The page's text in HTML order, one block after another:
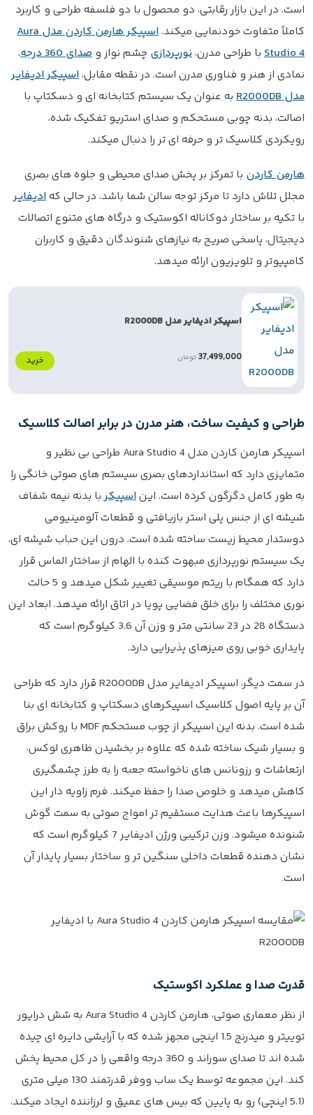
است. در این بازار رقابتی، دو محصول با دو فلسفه طراحی و کاربرد
کاملاً متفاوت خودنمایی میکند.
اسپیکر هارمن کاردن مدل Aura
Studio 4 با طراحی مدرن،نورپردازی چشم نواز و صدای 360 درجه
،
نمادی از هنر و فناوری مدرن است. در نقطه مقابل،اسپیکر ادیفایر
مدل R2000DB
به عنوان یک سیستم کتابخانه ای و دسکتاپ با
اصالت، بدنه چوبی مستحکم و صدای استریو تفکیک شده،
رویکردی کلاسیک تر و حرفه ای تر را دنبال میکند.
هارمن کاردن با تمرکز بر پخش صدای محیطی و جلوه های بصری
مجلل تلاش دارد تا مرکز توجه سالن شما باشد، در حالی کهادیفایر
با تکیه بر ساختار دوکاناله اکوستیک و درگاه های متنوع اتصالات
دیجیتال، پاسخی صریح به نیازهای شنوندگان دقیق و کاربران
کامپیوتر و تلویزیون ارائه میدهد.
اسپیکر ادیفایر مدل R2000DB
37,499,000 تومان خرید
طراحی و کیفیت ساخت، هنر مدرن در برابر اصالت کلاسیک
اسپیکر هارمن کاردن مدل Aura Studio 4 طراحی بی نظیر و
متمایزی دارد که استانداردهای بصری سیستم های صوتی خانگی را
به طور کامل دگرگون کرده است. ایناسپیکربا بدنه نیمه شفاف
شیشه ای از جنس پلی استر بازیافتی و قطعات آلومینیومی
دوستدار محیط زیست ساخته شده است. درون این حباب شیشه ای،
یک سیستم نورپردازی مبهوت کنده با الهام از ساختار الماس قرار
دارد که همگام با ریتم موسیقی تغییر شکل میدهد و 5 حالت
نوری مختلف را برای خلق فضایی پویا در اتاق ارائه میدهد. ابعاد این
دستگاه 28 در 23 سانتی متر و وزن آن 3.6 کیلوگرم است که
پایداری خوبی روی میزهای پذیرایی دارد.
در سمت دیگر، اسپیکر ادیفایر مدل R2000DB قرار دارد که طراحی
آن بر پایه اصول کلاسیک اسپیکرهای دسکتاپ و کتابخانه ای بنا
شده است. بدنه این اسپیکر از چوب مستحکم MDF با روکش براق
و بسیار شیک ساخته شده که علاوه بر بخشیدن ظاهری لوکس،
ارتعاشات و رزونانس های ناخواسته جعبه را به طرز چشمگیری
کاهش میدهد و خلوص صدا را حفظ میکند. فرم زاویه دار این
اسپیکرها باعث هدایت مستقیم تر امواج صوتی به سمت گوش
شنونده میشود. وزن ترکیبی ورژن ادیفایر 7 کیلوگرم است که
نشان دهنده قطعات داخلی سنگین تر و ساختار بسیار پایدار آن
است.
قدرت صدا و عملکرد اکوستیک
از نظر معماری صوتی، هارمن کاردن Aura Studio 4 به شش درایور
توییتر و میدرنج 1.5 اینچی مجهز شده که با آرایشی دایره ای چیده
شده اند تا صدای سوراند و 360 درجه واقعی را در کل محیط پخش
کند. این مجموعه توسط یک ساب ووفر قدرتمند 130 میلی متری
(5.1 اینچی) رو به پایین که بیس های عمیق و لرزاننده ایجاد میکند،